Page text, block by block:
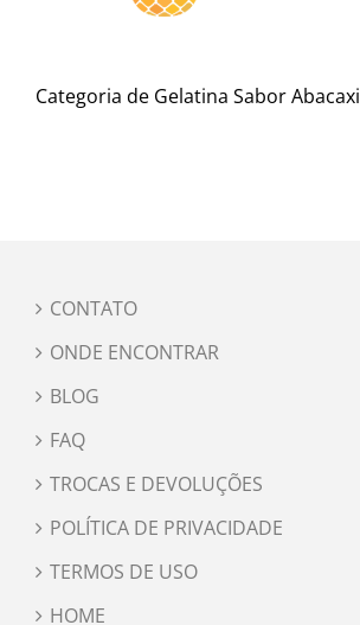
Categoria de Gelatina Sabor Abacaxi
CONTATO
ONDE ENCONTRAR
BLOG
FAQ
TROCAS E DEVOLUÇÕES
POLÍTICA DE PRIVACIDADE
TERMOS DE USO
HOME